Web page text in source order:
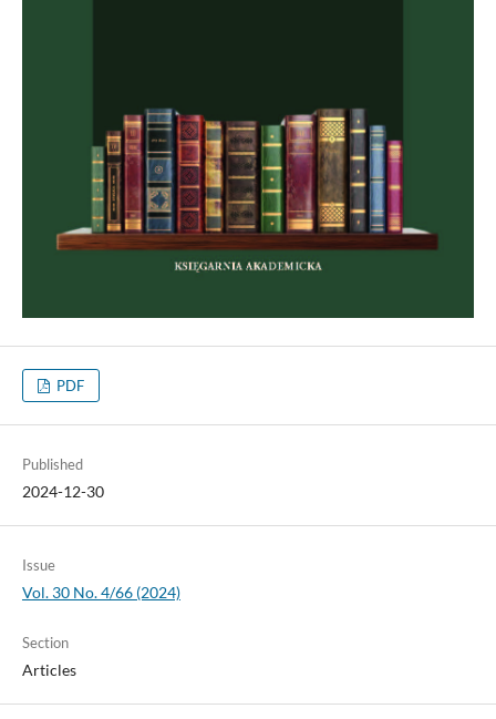
PDF
Published
2024-12-30
Issue
Vol. 30 No. 4/66 (2024)
Section
Articles